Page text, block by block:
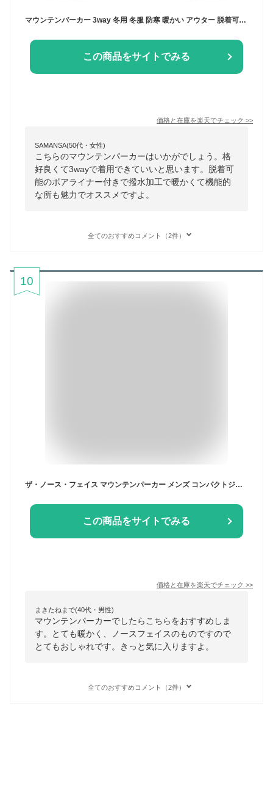
マウンテンパーカー 3way 冬用 冬服 防寒 暖かい アウター 脱着可能ボアライナー付き 撥水加工 マウンテンジャケット ボアジャケット セット メンズ アウトドア
この商品をサイトでみる
価格と在庫を楽天でチェック >>
SAMANSA(50代・女性)
こちらのマウンテンパーカーはいかがでしょう。格
好良くて3wayで着用できていいと思います。脱着可
能のボアライナー付きで撥水加工で暖かくて機能的
な所も魅力でオススメですよ。
全てのおすすめコメント（2件）
10
ザ・ノース・フェイス マウンテンパーカー メンズ コンパクトジャケット Compact Jacket NP72230 K ノースフェイス THE NORTH FACE アウトドアジャケット 防風 防寒 防寒着
この商品をサイトでみる
価格と在庫を楽天でチェック >>
まきたねまで(40代・男性)
マウンテンパーカーでしたらこちらをおすすめしま
す。とても暖かく、ノースフェイスのものですので
とてもおしゃれです。きっと気に入りますよ。
全てのおすすめコメント（2件）